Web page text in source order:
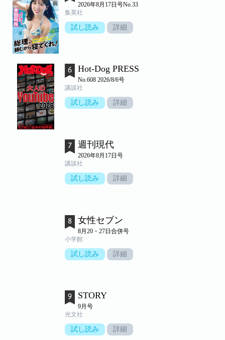
2026年8月17日号No.33
集英社
試し読み 詳細
Hot-Dog PRESS
No.608 2026/8/6号
講談社
試し読み 詳細
週刊現代
2026年8月17日号
講談社
試し読み 詳細
女性セブン
8月20・27日合併号
小学館
試し読み 詳細
STORY
9月号
光文社
試し読み 詳細